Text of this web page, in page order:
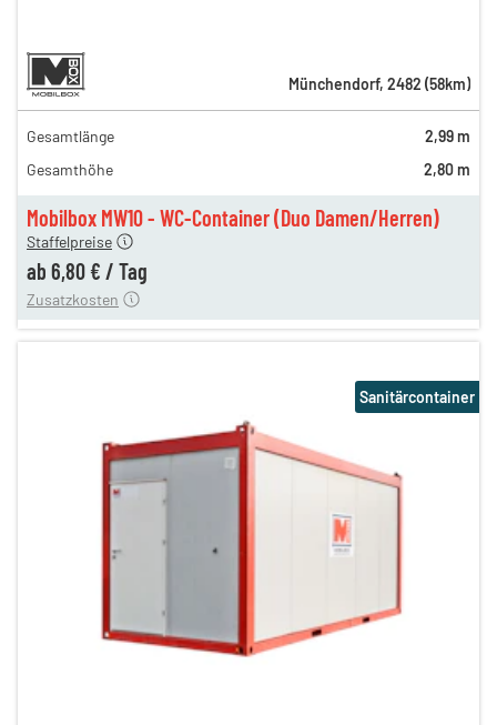
Mobilbox MW10 - WC-Container (Duo Damen/Herren)
Staffelpreise
ab 6,80 € / Tag
74,00 €
55,00 €
Zusatzkosten
Münchendorf, 2482 (58km)
Gesamtlänge
2,99 m
Gesamthöhe
2,80 m
Sanitärcontainer